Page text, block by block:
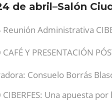
de abril–Salón
Administrativa
Y PRESENTACIÓN
Consuelo Borrás
Una apuesta